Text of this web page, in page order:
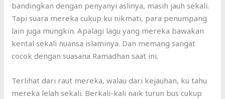
bandingkan dengan penyanyi aslinya, masih jauh sekali.
Tapi suara mereka cukup ku nikmati, para penumpang
lain juga mungkin. Apalagi lagu yang mereka bawakan
kental sekali nuansa islaminya. Dan memang sangat
cocok dengan suasana Ramadhan saat ini.
Terlihat dari raut mereka, walau dari kejauhan, ku tahu
mereka lelah sekali. Berkali-kali naik turun bus cukup